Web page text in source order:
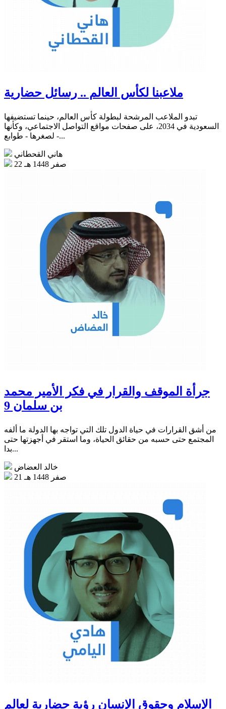
ملاعبنا لكأس العالم .. رسائل حضارية
تبدو الملاعب المرشحة لبطولة كأس العالم، حينما تستضيفها
السعودية في 2034، على صفحات مواقع التواصل الاجتماعي، وكأنها
- لصغرها - طوابع...
هاني القحطاني
22 صفر 1448 هـ
جرأة الموقف والقرار في فكر الأمير محمد
بن سلمان 9
من أشق القرارات في حياة الدول تلك التي تواجه بها الدولة ما ألفه
المجتمع حتى حسبه من حقائق الحياة، وما استقر في أجهزتها حتى
بدا...
خالد العضاض
21 صفر 1448 هـ
الإسلام وحقوق الإنسان رؤية حضارية لعالم